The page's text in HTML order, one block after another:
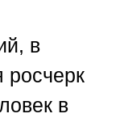
в
росчерк
в